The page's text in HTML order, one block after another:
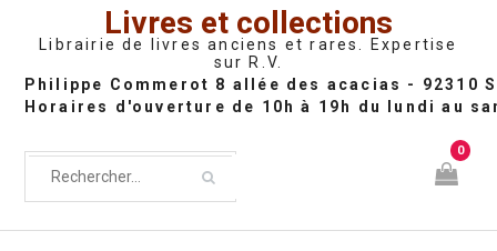
Livres et collections
Librairie de livres anciens et rares. Expertise
sur R.V.
0